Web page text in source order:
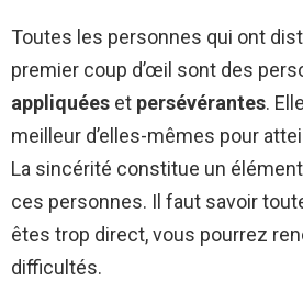
Toutes les personnes qui ont
premier coup d’œil sont des
appliquées et persévérantes.
meilleur d’elles-mêmes pour
La sincérité constitue un
ces personnes. Il faut savoir
êtes trop direct, vous pourrez
difficultés.